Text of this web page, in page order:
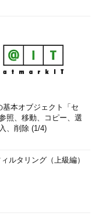
基本オブジェクト「セ
照、移動、コピー、選
、削除 (1/4)
ルタリング（上級編）